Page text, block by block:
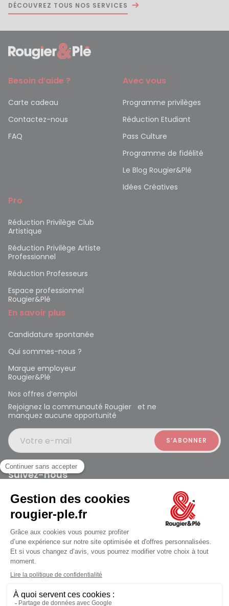
jusqu'au Samedi à 10:00
DÉCOUVREZ TOUS NOS SERVICES
Besoin d’aide ?
Carte cadeau
Contactez-nous
FAQ
Avec vous
Programme privilèges
Réduction Etudiant
Pass Culture
Programme de fidélité
Le Blog Rougier&Plé
Idées Créatives
Pro
Réduction Privilège Club
Artistique
Réduction Privilège Artiste
Professionnel
Réduction Professeurs
Espace professionnel
Rougier&Plé
En savoir plus
Candidature spontanée
Qui sommes-nous ?
Marque employeur
Rougier&Plé
Nos offres d’emploi
Rejoignez la communauté Rougier et ne
manquez aucune opportunité
Votre e-mail
Suivez-nous
Rougier et Plé 2024 Copyright
Mentions légales
Conditions générales des ventes